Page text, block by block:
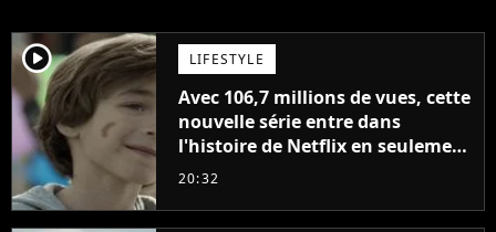
player2 LIFESTYLE
Avec 106,7 millions de vues, cette
nouvelle série entre dans
l'histoire de Netflix en seulement
48 jours
20:32